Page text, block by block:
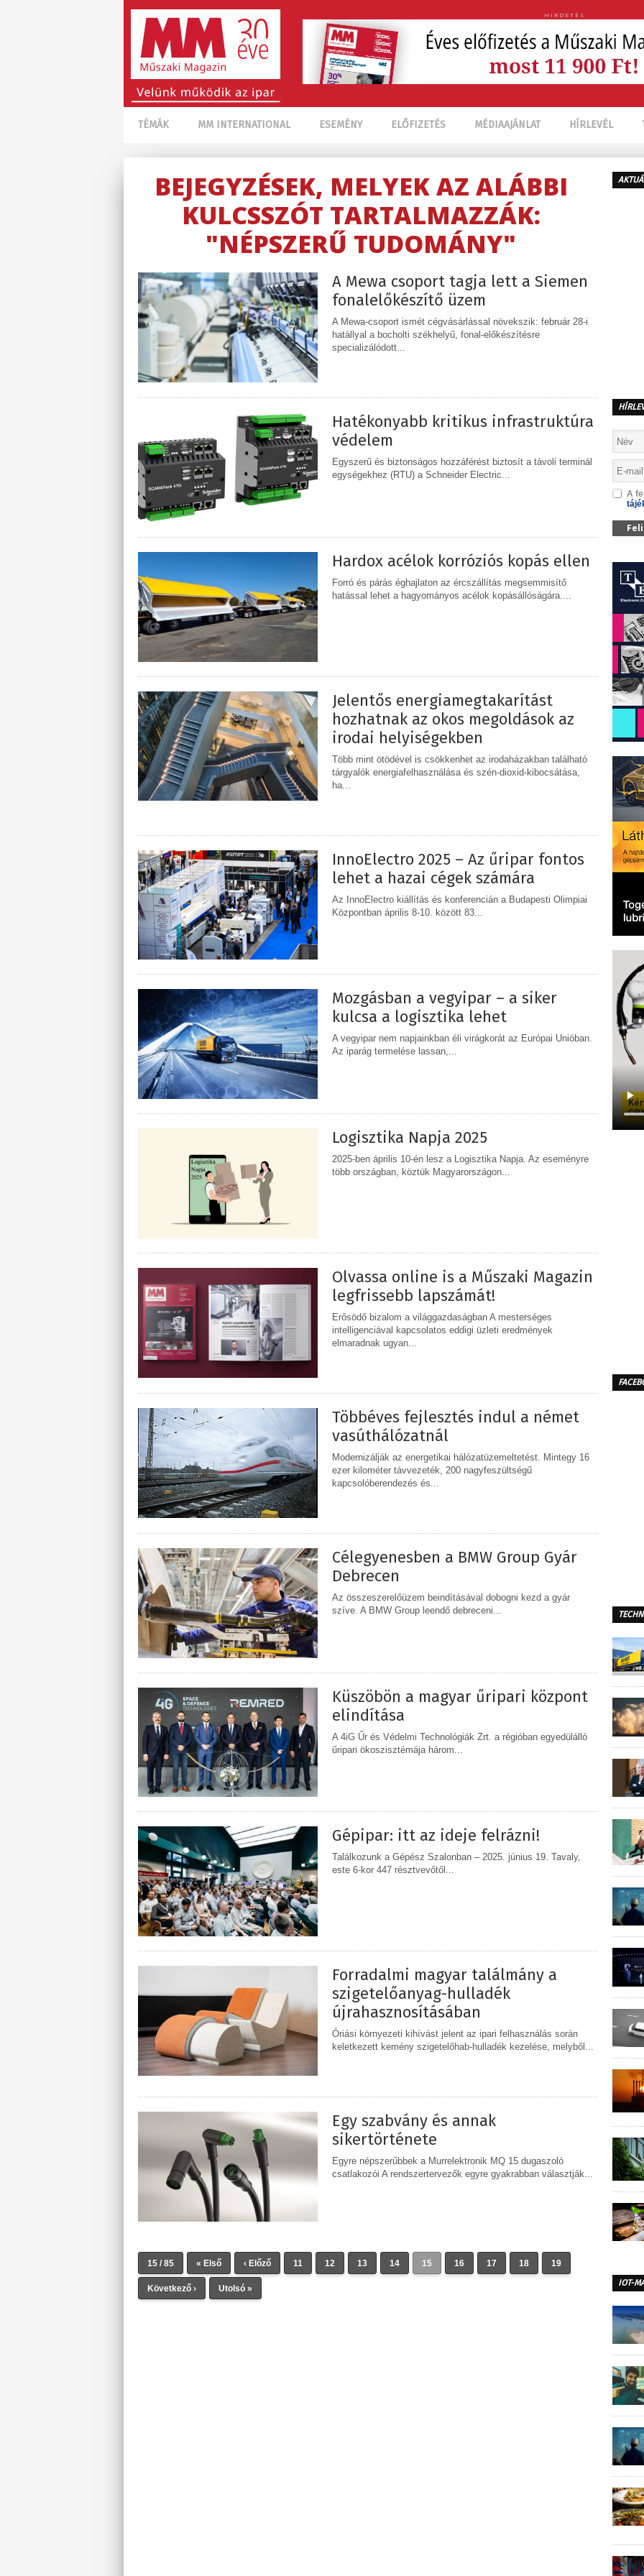
HIRDETÉS
TÉMÁK MM INTERNATIONAL ESEMÉNY ELŐFIZETÉS MÉDIAAJÁNLAT HÍRLEVÉL
BEJEGYZÉSEK, MELYEK AZ ALÁBBI
KULCSSZÓT TARTALMAZZÁK:
"NÉPSZERŰ TUDOMÁNY"
A Mewa csoport tagja lett a Siemen
fonalelőkészítő üzem
A Mewa-csoport ismét cégvásárlással növekszik: február 28-i
hatállyal a bocholti székhelyű, fonal-előkészítésre
specializálódott...
Hatékonyabb kritikus infrastruktúra
védelem
Egyszerű és biztonságos hozzáférést biztosít a távoli terminál
egységekhez (RTU) a Schneider Electric...
Hardox acélok korróziós kopás ellen
Forró és párás éghajlaton az ércszállítás megsemmisítő
hatással lehet a hagyományos acélok kopásállóságára....
Jelentős energiamegtakarítást
hozhatnak az okos megoldások az
irodai helyiségekben
Több mint ötödével is csökkenhet az irodaházakban található
tárgyalók energiafelhasználása és szén-dioxid-kibocsátása,
ha...
InnoElectro 2025 – Az űripar fontos
lehet a hazai cégek számára
Az InnoElectro kiállítás és konferencián a Budapesti Olimpiai
Központban április 8-10. között 83...
Mozgásban a vegyipar – a siker
kulcsa a logisztika lehet
A vegyipar nem napjainkban éli virágkorát az Európai Unióban.
Az iparág termelése lassan,...
Logisztika Napja 2025
2025-ben április 10-én lesz a Logisztika Napja. Az eseményre
több országban, köztük Magyarországon...
Olvassa online is a Műszaki Magazin
legfrissebb lapszámát!
Erősödő bizalom a világgazdaságban A mesterséges
intelligenciával kapcsolatos eddigi üzleti eredmények
elmaradnak ugyan...
Többéves fejlesztés indul a német
vasúthálózatnál
Modernizálják az energetikai hálózatüzemeltetést. Mintegy 16
ezer kilométer távvezeték, 200 nagyfeszültségű
kapcsolóberendezés és...
Célegyenesben a BMW Group Gyár
Debrecen
Az összeszerelőüzem beindításával dobogni kezd a gyár
szíve. A BMW Group leendő debreceni...
Küszöbön a magyar űripari központ
elindítása
A 4iG Űr és Védelmi Technológiák Zrt. a régióban egyedülálló
űripari ökoszisztémája három...
Gépipar: itt az ideje felrázni!
Találkozunk a Gépész Szalonban – 2025. június 19. Tavaly,
este 6-kor 447 résztvevőtől...
Forradalmi magyar találmány a
szigetelőanyag-hulladék
újrahasznosításában
Óriási környezeti kihívást jelent az ipari felhasználás során
keletkezett kemény szigetelőhab-hulladék kezelése, melyből...
Egy szabvány és annak
sikertörténete
Egyre népszerűbbek a Murrelektronik MQ 15 dugaszoló
csatlakozói A rendszertervezők egyre gyakrabban választják...
15 / 85 « Első ‹ Előző 11 12 13 14 15 16 17 18 19
Következő › Utolsó »
A
IOT-